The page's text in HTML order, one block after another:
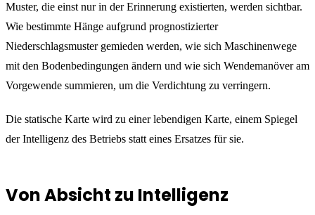
Muster, die einst nur in der Erinnerung existierten, werden sichtbar.
Wie bestimmte Hänge aufgrund prognostizierter
Niederschlagsmuster gemieden werden, wie sich Maschinenwege
mit den Bodenbedingungen ändern und wie sich Wendemanöver am
Vorgewende summieren, um die Verdichtung zu verringern.
Die statische Karte wird zu einer lebendigen Karte, einem Spiegel
der Intelligenz des Betriebs statt eines Ersatzes für sie.
Von Absicht zu Intelligenz